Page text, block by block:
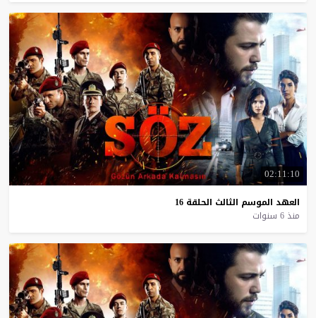
02:11:10
العهد الموسم الثالث الحلقة 16
منذ 6 سنوات